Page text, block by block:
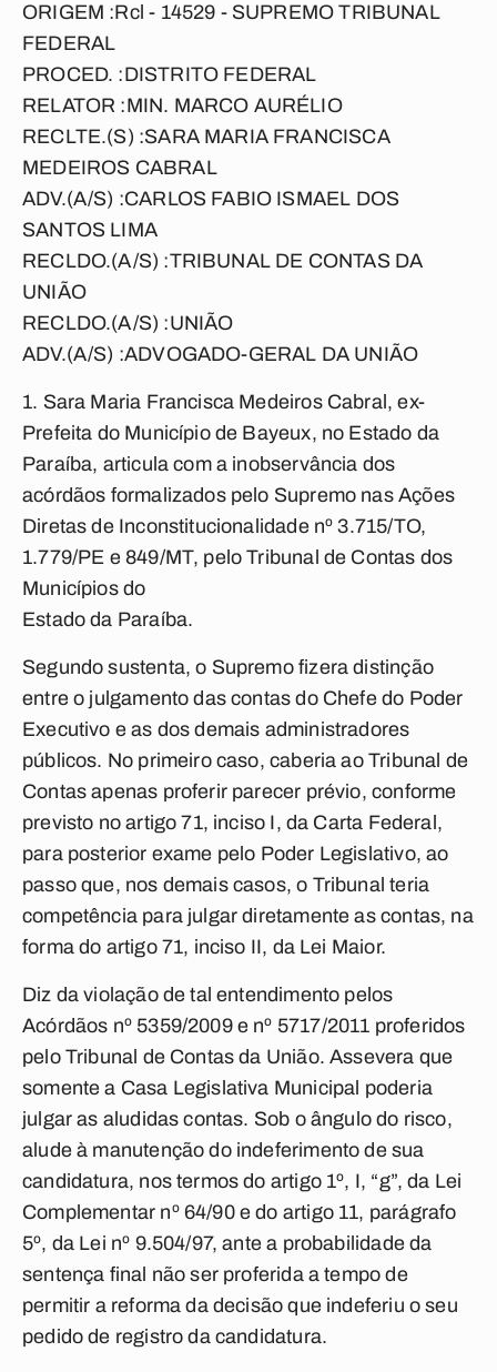
ORIGEM :Rcl - 14529 - SUPREMO TRIBUNAL
FEDERAL
PROCED. :DISTRITO FEDERAL
RELATOR :MIN. MARCO AURÉLIO
RECLTE.(S) :SARA MARIA FRANCISCA
MEDEIROS CABRAL
ADV.(A/S) :CARLOS FABIO ISMAEL DOS
SANTOS LIMA
RECLDO.(A/S) :TRIBUNAL DE CONTAS DA
UNIÃO
RECLDO.(A/S) :UNIÃO
ADV.(A/S) :ADVOGADO-GERAL DA UNIÃO
1. Sara Maria Francisca Medeiros Cabral, ex-
Prefeita do Município de Bayeux, no Estado da
Paraíba, articula com a inobservância dos
acórdãos formalizados pelo Supremo nas Ações
Diretas de Inconstitucionalidade nº 3.715/TO,
1.779/PE e 849/MT, pelo Tribunal de Contas dos
Municípios do
Estado da Paraíba.
Segundo sustenta, o Supremo fizera distinção
entre o julgamento das contas do Chefe do Poder
Executivo e as dos demais administradores
públicos. No primeiro caso, caberia ao Tribunal de
Contas apenas proferir parecer prévio, conforme
previsto no artigo 71, inciso I, da Carta Federal,
para posterior exame pelo Poder Legislativo, ao
passo que, nos demais casos, o Tribunal teria
competência para julgar diretamente as contas, na
forma do artigo 71, inciso II, da Lei Maior.
Diz da violação de tal entendimento pelos
Acórdãos nº 5359/2009 e nº 5717/2011 proferidos
pelo Tribunal de Contas da União. Assevera que
somente a Casa Legislativa Municipal poderia
julgar as aludidas contas. Sob o ângulo do risco,
alude à manutenção do indeferimento de sua
candidatura, nos termos do artigo 1º, I, “g”, da Lei
Complementar nº 64/90 e do artigo 11, parágrafo
5º, da Lei nº 9.504/97, ante a probabilidade da
sentença final não ser proferida a tempo de
permitir a reforma da decisão que indeferiu o seu
pedido de registro da candidatura.